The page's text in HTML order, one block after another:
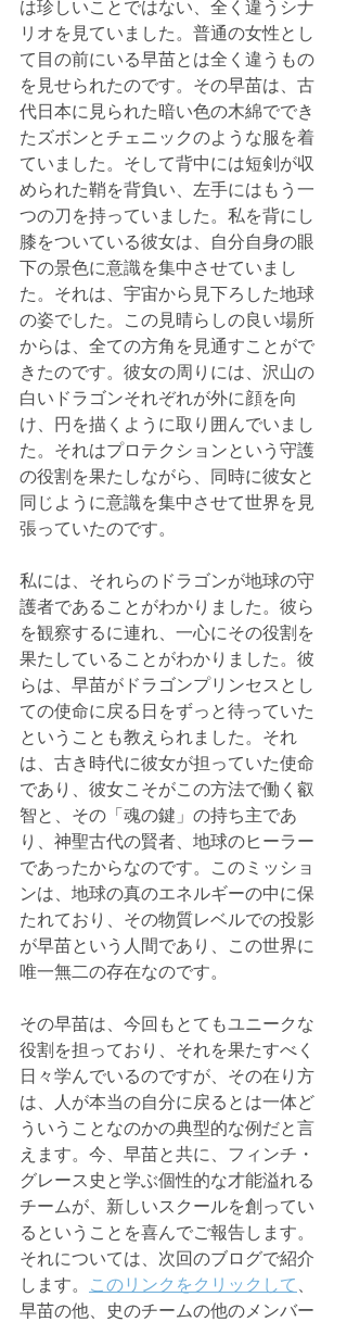
は珍しいことではない、全く違うシナ
リオを見ていました。普通の女性とし
て目の前にいる早苗とは全く違うもの
を見せられたのです。その早苗は、古
代日本に見られた暗い色の木綿ででき
たズボンとチェニックのような服を着
ていました。そして背中には短剣が収
められた鞘を背負い、左手にはもう一
つの刀を持っていました。私を背にし
膝をついている彼女は、自分自身の眼
下の景色に意識を集中させていまし
た。それは、宇宙から見下ろした地球
の姿でした。この見晴らしの良い場所
からは、全ての方角を見通すことがで
きたのです。彼女の周りには、沢山の
白いドラゴンそれぞれが外に顔を向
け、円を描くように取り囲んでいまし
た。それはプロテクションという守護
の役割を果たしながら、同時に彼女と
同じように意識を集中させて世界を見
張っていたのです。
私には、それらのドラゴンが地球の守
護者であることがわかりました。彼ら
を観察するに連れ、一心にその役割を
果たしていることがわかりました。彼
らは、早苗がドラゴンプリンセスとし
ての使命に戻る日をずっと待っていた
ということも教えられました。それ
は、古き時代に彼女が担っていた使命
であり、彼女こそがこの方法で働く叡
智と、その「魂の鍵」の持ち主であ
り、神聖古代の賢者、地球のヒーラー
であったからなのです。このミッショ
ンは、地球の真のエネルギーの中に保
たれており、その物質レベルでの投影
が早苗という人間であり、この世界に
唯一無二の存在なのです。
その早苗は、今回もとてもユニークな
役割を担っており、それを果たすべく
日々学んでいるのですが、その在り方
は、人が本当の自分に戻るとは一体ど
ういうことなのかの典型的な例だと言
えます。今、早苗と共に、フィンチ・
グレース史と学ぶ個性的な才能溢れる
チームが、新しいスクールを創ってい
るということを喜んでご報告します。
それについては、次回のブログで紹介
します。
このリンクをクリックして
早苗の他、史のチームの他のメンバー